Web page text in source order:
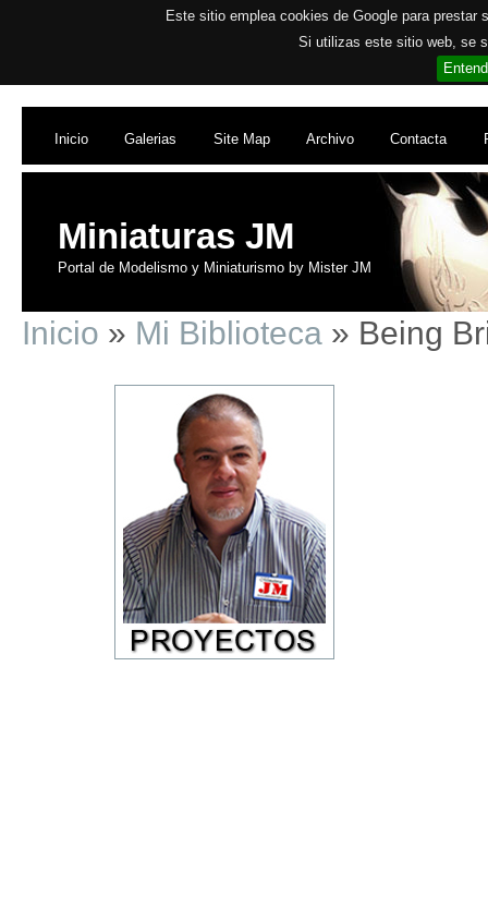
Este sitio emplea cookies de Google para
Si utilizas este sitio web, se
Inicio Galerias Site Map Archivo Contacta
Miniaturas JM
Portal de Modelismo y Miniaturismo by Mister JM
Inicio » Mi Biblioteca » Being